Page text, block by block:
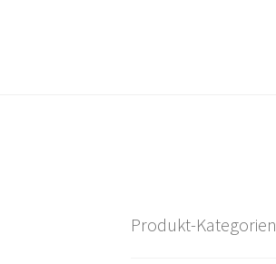
Produkt-Kategorien